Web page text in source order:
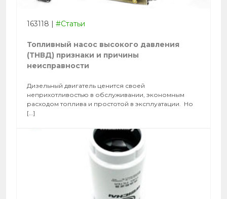
163118 | #Статьи
Топливный насос высокого давления
(ТНВД) признаки и причины
неисправности
Дизельный двигатель ценится своей
неприхотливостью в обслуживании, экономным
расходом топлива и простотой в эксплуатации. Но
[…]